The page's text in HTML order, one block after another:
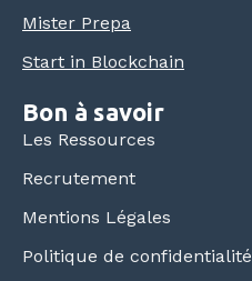
Mister Prepa
Start in Blockchain
Bon à savoir
Les Ressources
Recrutement
Mentions Légales
Politique de confidentialité